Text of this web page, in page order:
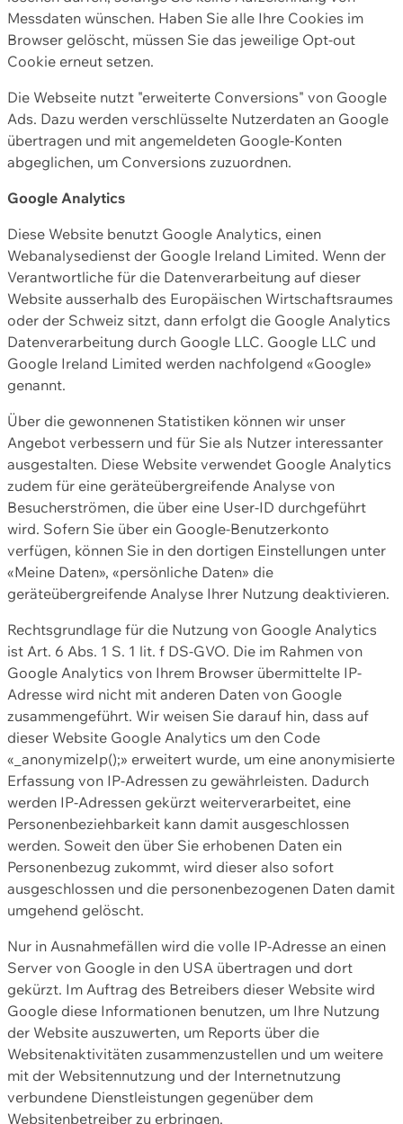
Messdaten wünschen. Haben Sie alle Ihre Cookies im
Browser gelöscht, müssen Sie das jeweilige Opt-out
Cookie erneut setzen.
Die Webseite nutzt "erweiterte Conversions" von Google
Ads. Dazu werden verschlüsselte Nutzerdaten an Google
übertragen und mit angemeldeten Google-Konten
abgeglichen, um Conversions zuzuordnen.
Google Analytics
Diese Website benutzt Google Analytics, einen
Webanalysedienst der Google Ireland Limited. Wenn der
Verantwortliche für die Datenverarbeitung auf dieser
Website ausserhalb des Europäischen Wirtschaftsraumes
oder der Schweiz sitzt, dann erfolgt die Google Analytics
Datenverarbeitung durch Google LLC. Google LLC und
Google Ireland Limited werden nachfolgend «Google»
genannt.
Über die gewonnenen Statistiken können wir unser
Angebot verbessern und für Sie als Nutzer interessanter
ausgestalten. Diese Website verwendet Google Analytics
zudem für eine geräteübergreifende Analyse von
Besucherströmen, die über eine User-ID durchgeführt
wird. Sofern Sie über ein Google-Benutzerkonto
verfügen, können Sie in den dortigen Einstellungen unter
«Meine Daten», «persönliche Daten» die
geräteübergreifende Analyse Ihrer Nutzung deaktivieren.
Rechtsgrundlage für die Nutzung von Google Analytics
ist Art. 6 Abs. 1 S. 1 lit. f DS-GVO. Die im Rahmen von
Google Analytics von Ihrem Browser übermittelte IP-
Adresse wird nicht mit anderen Daten von Google
zusammengeführt. Wir weisen Sie darauf hin, dass auf
dieser Website Google Analytics um den Code
«_anonymizeIp();» erweitert wurde, um eine anonymisierte
Erfassung von IP-Adressen zu gewährleisten. Dadurch
werden IP-Adressen gekürzt weiterverarbeitet, eine
Personenbeziehbarkeit kann damit ausgeschlossen
werden. Soweit den über Sie erhobenen Daten ein
Personenbezug zukommt, wird dieser also sofort
ausgeschlossen und die personenbezogenen Daten damit
umgehend gelöscht.
Nur in Ausnahmefällen wird die volle IP-Adresse an einen
Server von Google in den USA übertragen und dort
gekürzt. Im Auftrag des Betreibers dieser Website wird
Google diese Informationen benutzen, um Ihre Nutzung
der Website auszuwerten, um Reports über die
Websitenaktivitäten zusammenzustellen und um weitere
mit der Websitennutzung und der Internetnutzung
verbundene Dienstleistungen gegenüber dem
Websitenbetreiber zu erbringen.